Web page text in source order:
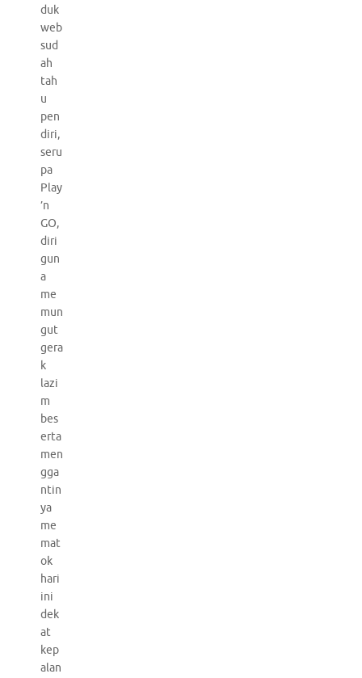
duk
web
sud
ah
tah
u
pen
diri,
seru
pa
Play
’n
GO,
diri
gun
a
me
mun
gut
gera
k
lazi
m
bes
erta
men
gga
ntin
ya
me
mat
ok
hari
ini
dek
at
kep
alan